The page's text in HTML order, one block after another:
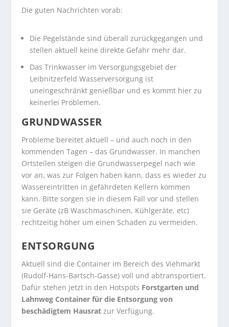
Die guten Nachrichten vorab:
Die Pegelstände sind überall zurückgegangen und
stellen aktuell keine direkte Gefahr mehr dar.
Das Trinkwasser im Versorgungsgebiet der
Leibnitzerfeld Wasserversorgung ist
uneingeschränkt genießbar und es kommt hier zu
keinerlei Problemen.
GRUNDWASSER
Probleme bereitet aktuell – und auch noch in den
kommenden Tagen – das Grundwasser. In manchen
Ortsteilen steigen die Grundwasserpegel nach wie
vor an, was zur Folgen haben kann, dass es wieder zu
Wassereintritten in gefährdeten Kellern kommen
kann. Bitte sorgen sie in diesem Fall vor und stellen
sie Geräte (zB Waschmaschinen, Kühlgeräte, etc)
rechtzeitig höher um einen Schaden zu vermeiden.
ENTSORGUNG
Aktuell sind die Container im Bereich des Viehmarkt
(Rudolf-Hans-Bartsch-Gasse) voll und abtransportiert.
Dafür stehen jetzt in den Hotspots Forstgarten und
Lahnweg Container für die Entsorgung von
beschädigtem Hausrat zur Verfügung.